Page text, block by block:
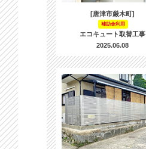
[唐津市厳木町]
補助金利用
エコキュート取替工事
2025.06.08